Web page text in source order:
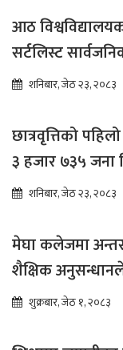
आठ
सर्टलिस्ट
शनिबार, जेठ २३, २०८३
छात्रवृत्तिको
३ हजार ७३५ जना
भर्नाका लागि
शनिबार, जेठ २३, २०८३
मेघा कलेजमा
शैक्षिक
पुग्ने विश्वास
शुक्रबार, जेठ १, २०८३